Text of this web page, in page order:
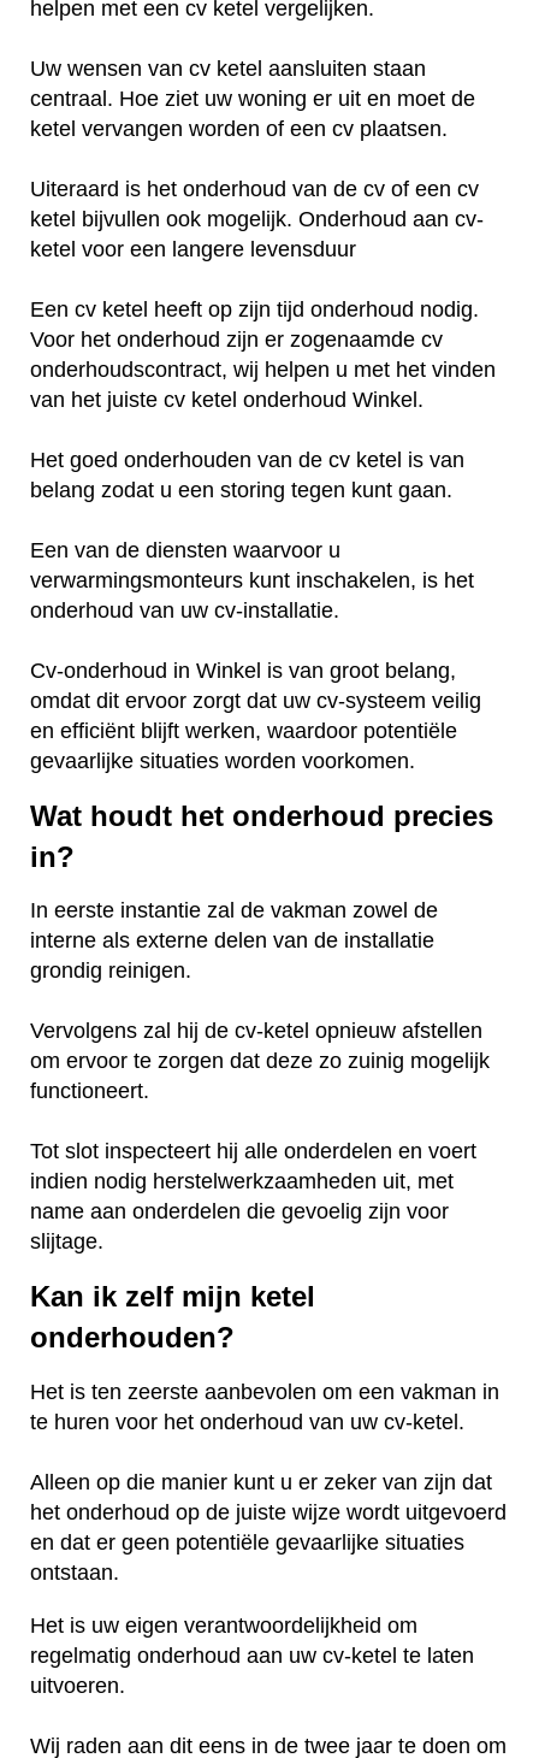
helpen met een cv ketel vergelijken.
Uw wensen van cv ketel aansluiten staan
centraal. Hoe ziet uw woning er uit en moet de
ketel vervangen worden of een cv plaatsen.
Uiteraard is het onderhoud van de cv of een cv
ketel bijvullen ook mogelijk. Onderhoud aan cv-
ketel voor een langere levensduur
Een cv ketel heeft op zijn tijd onderhoud nodig.
Voor het onderhoud zijn er zogenaamde cv
onderhoudscontract, wij helpen u met het vinden
van het juiste cv ketel onderhoud Winkel.
Het goed onderhouden van de cv ketel is van
belang zodat u een storing tegen kunt gaan.
Een van de diensten waarvoor u
verwarmingsmonteurs kunt inschakelen, is het
onderhoud van uw cv-installatie.
Cv-onderhoud in Winkel is van groot belang,
omdat dit ervoor zorgt dat uw cv-systeem veilig
en efficiënt blijft werken, waardoor potentiële
gevaarlijke situaties worden voorkomen.
Wat houdt het onderhoud precies
in?
In eerste instantie zal de vakman zowel de
interne als externe delen van de installatie
grondig reinigen.
Vervolgens zal hij de cv-ketel opnieuw afstellen
om ervoor te zorgen dat deze zo zuinig mogelijk
functioneert.
Tot slot inspecteert hij alle onderdelen en voert
indien nodig herstelwerkzaamheden uit, met
name aan onderdelen die gevoelig zijn voor
slijtage.
Kan ik zelf mijn ketel
onderhouden?
Het is ten zeerste aanbevolen om een vakman in
te huren voor het onderhoud van uw cv-ketel.
Alleen op die manier kunt u er zeker van zijn dat
het onderhoud op de juiste wijze wordt uitgevoerd
en dat er geen potentiële gevaarlijke situaties
ontstaan.
Het is uw eigen verantwoordelijkheid om
regelmatig onderhoud aan uw cv-ketel te laten
uitvoeren.
Wij raden aan dit eens in de twee jaar te doen om